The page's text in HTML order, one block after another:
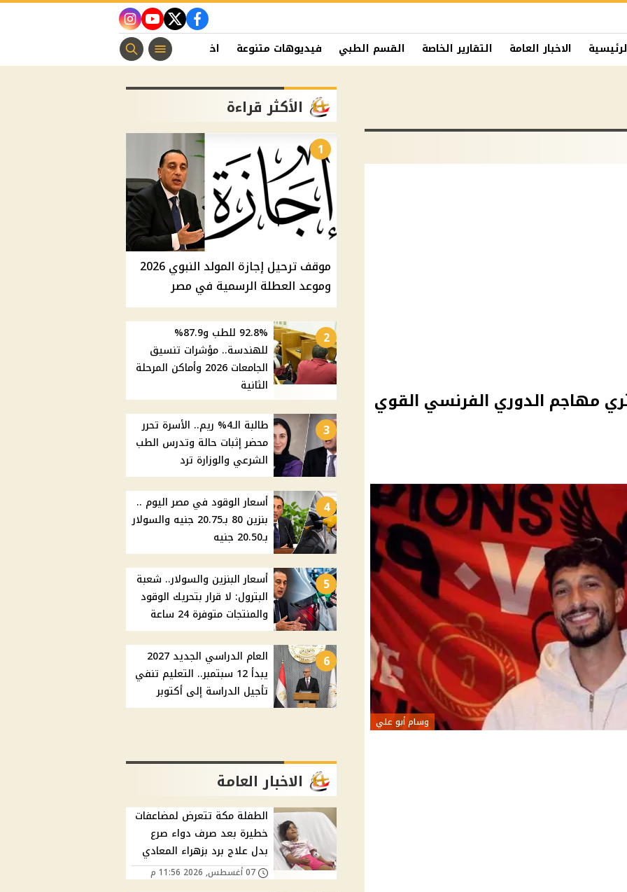
facebook
twitter
youtube
instagram
الاخبار العامة التقارير الخاصة القسم الطبي فيديوهات متنوعة اخبار الفن منوعات مسيحية
مهاجم الدوري الفرنسي القوي
وسام أبو علي
الأكثر قراءة
1
موقف ترحيل إجازة المولد النبوي 2026
وموعد العطلة الرسمية في مصر
2
92.8% للطب و87.9%
للهندسة.. مؤشرات تنسيق
الجامعات 2026 وأماكن المرحلة
الثانية
3
طالبة الـ4% ريم.. الأسرة تحرر
محضر إثبات حالة وتدرس الطب
الشرعي والوزارة ترد
4
أسعار الوقود في مصر اليوم ..
بنزين 80 بـ20.75 جنيه والسولار
بـ20.50 جنيه
5
أسعار البنزين والسولار.. شعبة
البترول: لا قرار بتحريك الوقود
والمنتجات متوفرة 24 ساعة
6
العام الدراسي الجديد 2027
يبدأ 12 سبتمبر.. التعليم تنفي
تأجيل الدراسة إلى أكتوبر
الاخبار العامة
الطفلة مكة تتعرض لمضاعفات
خطيرة بعد صرف دواء صرع
بدل علاج برد بزهراء المعادي
07 أغسطس, 2026 11:56 م